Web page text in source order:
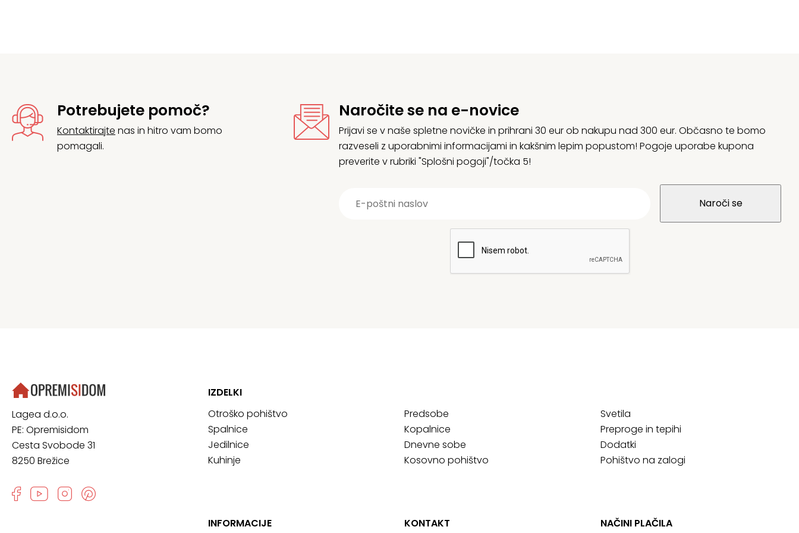
Potrebujete pomoč?
Kontaktirajte nas in hitro vam bomo
pomagali.
Naročite se na e-novice
Prijavi se v naše spletne novičke in prihrani 30 eur ob nakupu nad 300 eur. Občasno te bomo
razveseli z uporabnimi informacijami in kakšnim lepim popustom! Pogoje uporabe kupona
preverite v rubriki "Splošni pogoji"/točka 5!
Lagea d.o.o.
PE: Opremisidom
Cesta Svobode 31
8250 Brežice
IZDELKI
Otroško pohištvo
Spalnice
Jedilnice
Kuhinje
Predsobe
Kopalnice
Dnevne sobe
Kosovno pohištvo
Svetila
Preproge in tepihi
Dodatki
Pohištvo na zalogi
INFORMACIJE KONTAKT NAČINI PLAČILA